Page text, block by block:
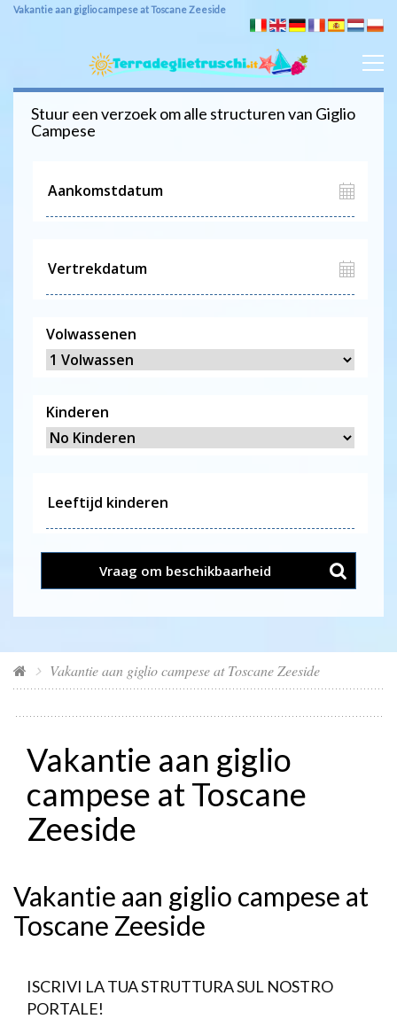
Vakantie aan giglio campese at Toscane Zeeside
Stuur een verzoek om alle structuren van Giglio
Campese
Volwassenen
Kinderen
Vraag om beschikbaarheid
Vakantie aan giglio campese at Toscane Zeeside
Vakantie aan giglio
campese at Toscane
Zeeside
Vakantie aan giglio campese at
Toscane Zeeside
ISCRIVI LA TUA STRUTTURA SUL NOSTRO
PORTALE!